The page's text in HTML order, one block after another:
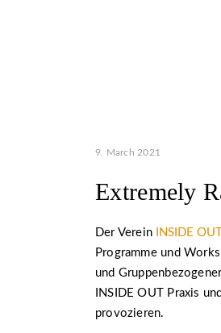
9. March 2021
Extremely
Der Verein INSIDE OUT
Programme und
und
INSIDE OUT Praxis
provozieren.